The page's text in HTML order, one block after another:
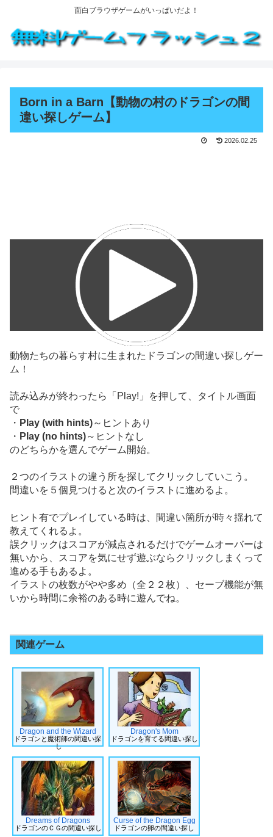
面白ブラウザゲームがいっぱいだよ！
Born in a Barn【動物の村のドラゴンの間
違い探しゲーム】
2026.02.25
動物たちの暮らす村に生まれたドラゴンの間違い探しゲー
ム！
読み込みが終わったら「Play!」を押して、タイトル画面
で
・ Play (with hints)～ヒントあり
・ Play (no hints)～ヒントなし
のどちらかを選んでゲーム開始。
２つのイラストの違う所を探してクリックしていこう。
間違いを５個見つけると次のイラストに進めるよ。
ヒント有でプレイしている時は、間違い箇所が時々揺れて
教えてくれるよ。
誤クリックはスコアが減点されるだけでゲームオーバーは
無いから、スコアを気にせず遊ぶならクリックしまくって
進める手もあるよ。
イラストの枚数がやや多め（全２２枚）、セーブ機能が無
いから時間に余裕のある時に遊んでね。
関連ゲーム
Dragon and the Wizard
ドラゴンと魔術師の間違い探
し
Dragon's Mom
ドラゴンを育てる間違い探し
Dreams of Dragons
ドラゴンのＣＧの間違い探し
Curse of the Dragon Egg
ドラゴンの卵の間違い探し